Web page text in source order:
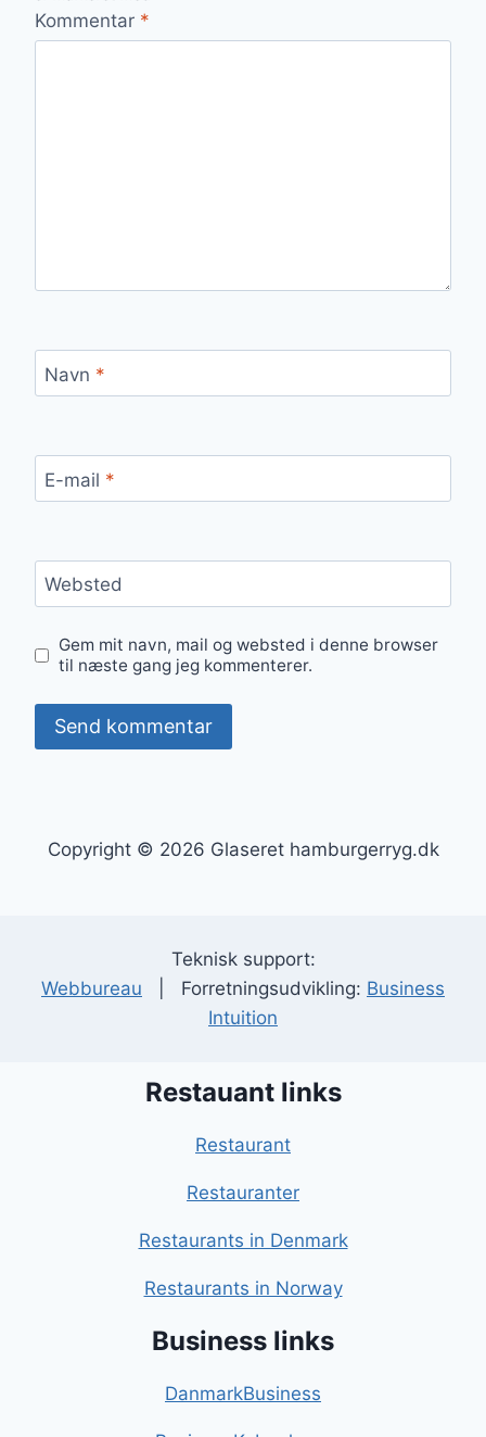
Kommentar *
Navn *
E-mail *
Websted
Gem mit navn, mail og websted i denne browser
til næste gang jeg kommenterer.
Copyright © 2026 Glaseret hamburgerryg.dk
Teknisk support:
Webbureau | Forretningsudvikling: Business
Intuition
Restauant links
Restaurant
Restauranter
Restaurants in Denmark
Restaurants in Norway
Business links
DanmarkBusiness